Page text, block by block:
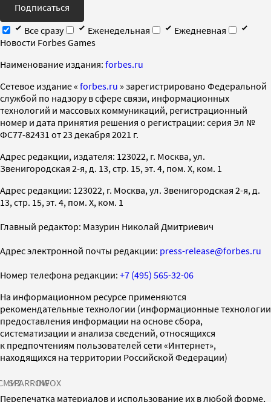
Подписаться
Все сразу
Еженедельная
Ежедневная
Новости Forbes Games
Наименование издания: forbes.ru
Cетевое издание « forbes.ru » зарегистрировано Федеральной
службой по надзору в сфере связи, информационных
технологий и массовых коммуникаций, регистрационный
номер и дата принятия решения о регистрации: серия Эл №
ФС77-82431 от 23 декабря 2021 г.
Адрес редакции, издателя: 123022, г. Москва, ул.
Звенигородская 2-я, д. 13, стр. 15, эт. 4, пом. X, ком. 1
Адрес редакции: 123022, г. Москва, ул. Звенигородская 2-я, д.
13, стр. 15, эт. 4, пом. X, ком. 1
Главный редактор: Мазурин Николай Дмитриевич
Адрес электронной почты редакции: press-release@forbes.ru
Номер телефона редакции: +7 (495) 565-32-06
На информационном ресурсе применяются
рекомендательные технологии (информационные технологии
предоставления информации на основе сбора,
систематизации и анализа сведений, относящихся
к предпочтениям пользователей сети «Интернет»,
находящихся на территории Российской Федерации)
SPARROWINFOX
Перепечатка материалов и использование их в любой форме,